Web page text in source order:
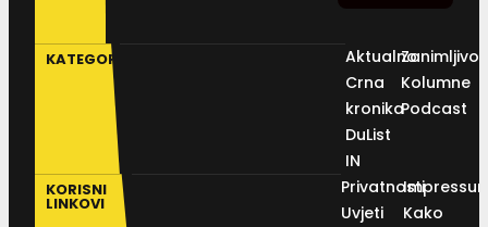
KATEGORIJE
Aktualno
Crna
kronika
DuList
IN
Kolumne
Podcast
KORISNI
LINKOVI
Privatnosti
Uvjeti
Kako